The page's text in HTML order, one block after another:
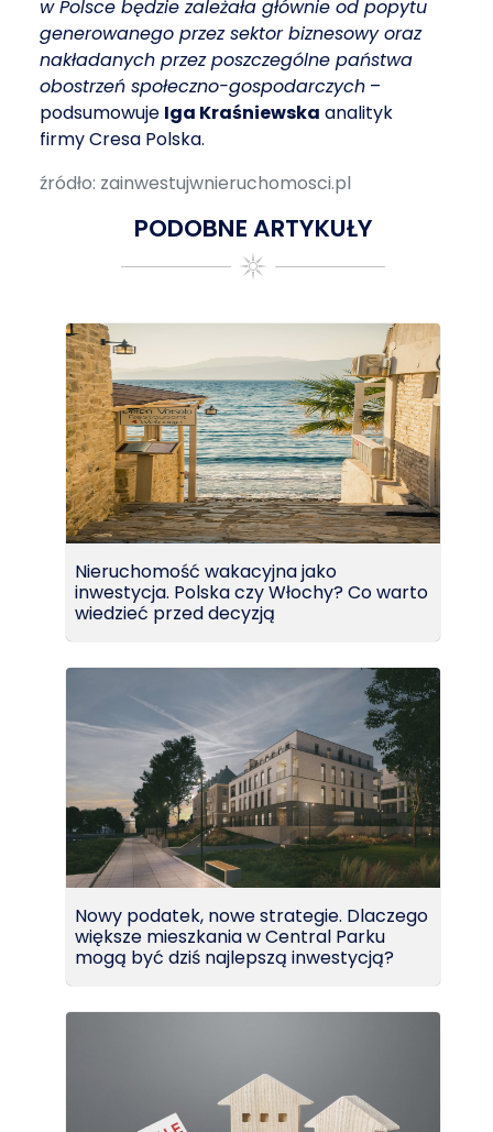
w Polsce będzie zależała głównie od popytu
generowanego przez sektor biznesowy oraz
nakładanych przez poszczególne państwa
obostrzeń społeczno-gospodarczych –
podsumowuje Iga Kraśniewska analityk
firmy Cresa Polska.
źródło: zainwestujwnieruchomosci.pl
PODOBNE ARTYKUŁY
Nieruchomość wakacyjna jako
inwestycja. Polska czy Włochy? Co warto
wiedzieć przed decyzją
Nowy podatek, nowe strategie. Dlaczego
większe mieszkania w Central Parku
mogą być dziś najlepszą inwestycją?